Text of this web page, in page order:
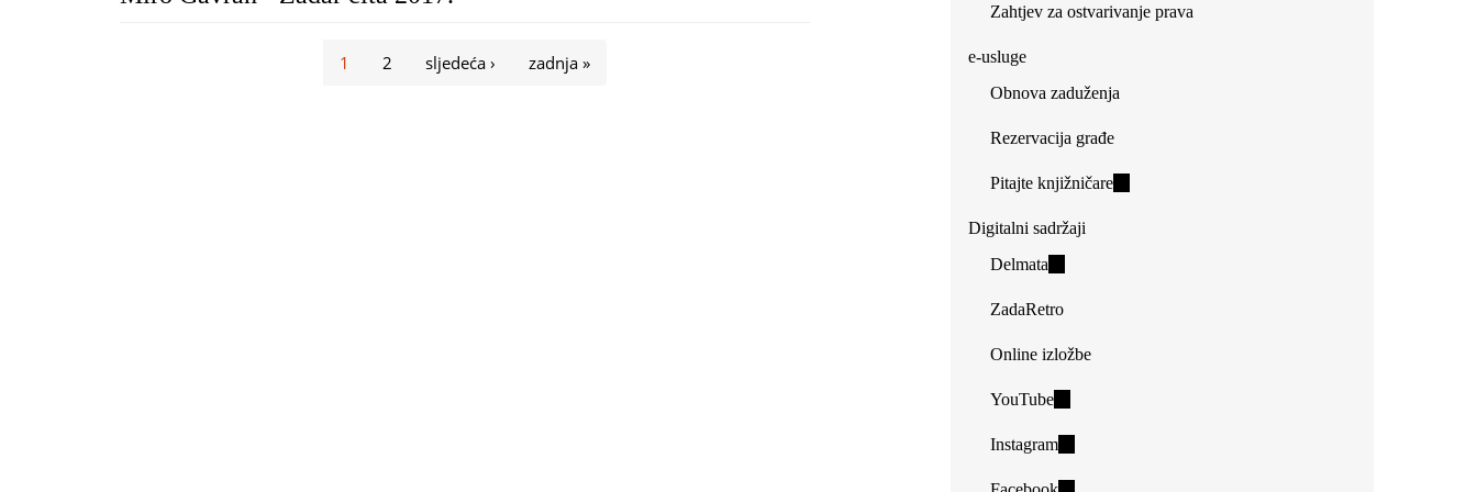
1 2 sljedeća › zadnja »
Zahtjev za ostvarivanje prava
e-usluge
Obnova zaduženja
Rezervacija građe
Pitajte knjižničare(link
Digitalni sadržaji
Delmata
external)
ZadaRetro
Online izložbe
YouTube(link
external)
Instagram(link